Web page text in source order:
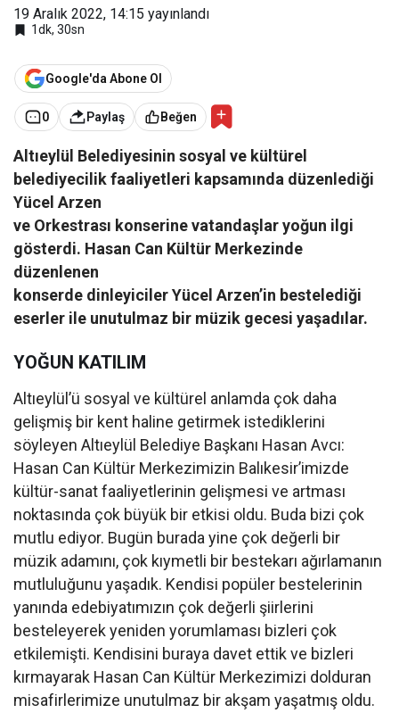
19 Aralık 2022, 14:15 yayınlandı
1dk, 30sn
Google'da Abone Ol
0 Paylaş Beğen
Altıeylül Belediyesinin sosyal ve kültürel
belediyecilik faaliyetleri kapsamında düzenlediği
Yücel Arzen
ve Orkestrası konserine vatandaşlar yoğun ilgi
gösterdi. Hasan Can Kültür Merkezinde
düzenlenen
konserde dinleyiciler Yücel Arzen’in bestelediği
eserler ile unutulmaz bir müzik gecesi yaşadılar.
YOĞUN KATILIM
Altıeylül’ü sosyal ve kültürel anlamda çok daha
gelişmiş bir kent haline getirmek istediklerini
söyleyen Altıeylül Belediye Başkanı Hasan Avcı:
Hasan Can Kültür Merkezimizin Balıkesir’imizde
kültür-sanat faaliyetlerinin gelişmesi ve artması
noktasında çok büyük bir etkisi oldu. Buda bizi çok
mutlu ediyor. Bugün burada yine çok değerli bir
müzik adamını, çok kıymetli bir bestekarı ağırlamanın
mutluluğunu yaşadık. Kendisi popüler bestelerinin
yanında edebiyatımızın çok değerli şiirlerini
besteleyerek yeniden yorumlaması bizleri çok
etkilemişti. Kendisini buraya davet ettik ve bizleri
kırmayarak Hasan Can Kültür Merkezimizi dolduran
misafirlerimize unutulmaz bir akşam yaşatmış oldu.